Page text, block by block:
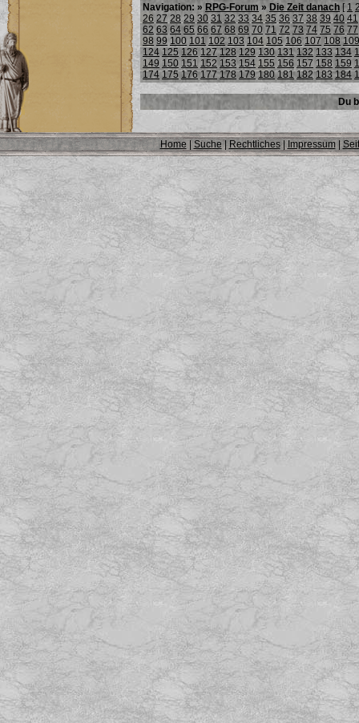
Navigation: » RPG-Forum » Die Zeit danach [1
26 27 28 29 30 31 32 33 34 35 36 37 38 39 40 41
62 63 64 65 66 67 68 69 70 71 72 73 74 75 76 77
98 99 100 101 102 103 104 105 106 107 108 109
124 125 126 127 128 129 130 131 132 133 134
149 150 151 152 153 154 155 156 157 158 159
174 175 176 177 178 179 180 181 182 183 184
Du
Home| Suche | Rechtliches| Impressum|